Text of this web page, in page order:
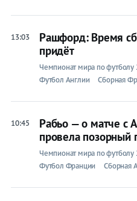
13:03
Рашфорд: Время
придёт
Чемпионат мира по футболу
Футбол Англии
Сборная
10:45
Рабьо — о матче с
провела позорный
Чемпионат мира по футболу
Футбол Франции
Сборная